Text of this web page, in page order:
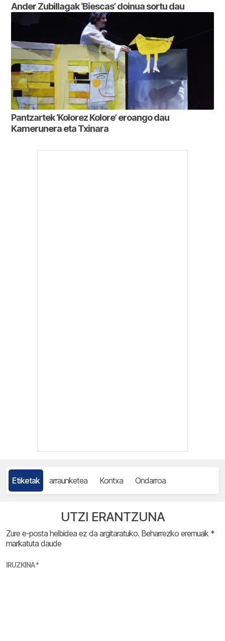
Ander Zubillagak ‘Biescas’ doinua sortu dau
Pantzartek ‘Kolorez Kolore’ eroango dau
Kamerunera eta Txinara
Etiketak arraunketea Kontxa Ondarroa
UTZI ERANTZUNA
Zure e-posta helbidea ez da argitaratuko. Beharrezko eremuak *
markatuta daude
IRUZKINA*